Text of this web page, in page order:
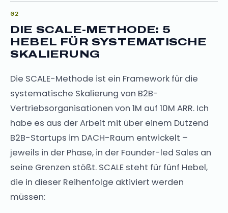
DIE SCALE-METHODE: 5
HEBEL FÜR SYSTEMATISCHE
SKALIERUNG
Die SCALE-Methode ist ein Framework für die
systematische Skalierung von B2B-
Vertriebsorganisationen von 1M auf 10M ARR. Ich
habe es aus der Arbeit mit über einem Dutzend
B2B-Startups im DACH-Raum entwickelt –
jeweils in der Phase, in der Founder-led Sales an
seine Grenzen stößt. SCALE steht für fünf Hebel,
die in dieser Reihenfolge aktiviert werden
müssen: